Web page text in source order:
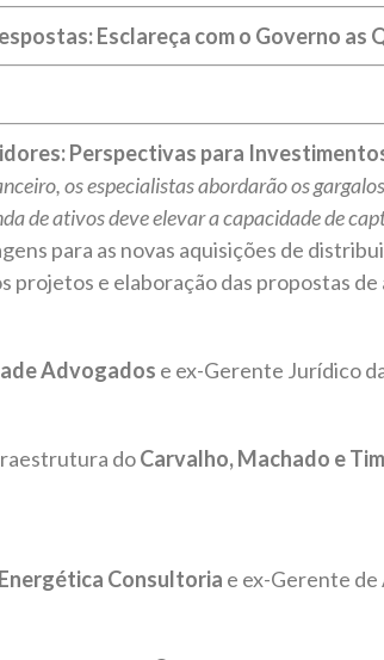
Esclareça com o Governo as
Perspectivas para
os especialistas abordarão os
de ativos deve elevar a capacidade de
para as novas aquisições de
projetos e elaboração das propostas
Advogados e ex-Gerente Jurídico
doCarvalho, Machado e
Consultoria e ex-Gerente